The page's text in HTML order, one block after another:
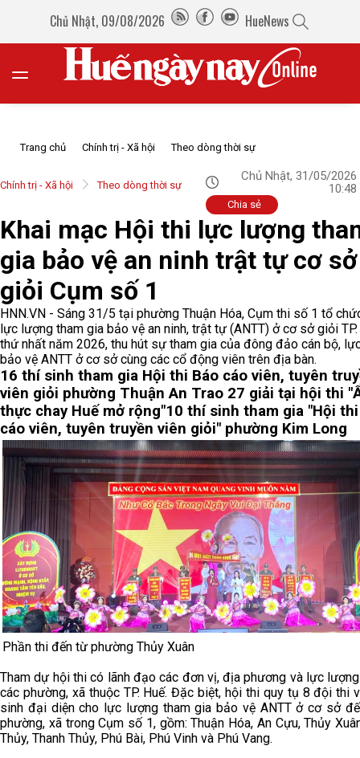
Chủ Nhật, 09/08/2026 HueNews
Trang chủ Chính trị - Xã hội Theo dòng thời sự
Chính trị - Xã hội Theo dòng thời sự
Chủ Nhật, 31/05/2026
10:48
Chia sẻ
Khai mạc Hội thi lực lượng
gia bảo vệ an ninh trật tự cơ sở
giỏi Cụm số 1
HNN.VN - Sáng 31/5 tại phường Thuận Hóa, Cụm thi số 1 tổ
lực lượng tham gia bảo vệ an ninh, trật tự (ANTT) ở cơ sở giỏi TP.
thứ nhất năm 2026, thu hút sự tham gia của đông đảo cán bộ,
bảo vệ ANTT ở cơ sở cùng các cổ động viên trên địa bàn.
16 thí sinh tham gia Hội thi Báo cáo viên, tuyên
viên giỏi phường Thuận An Trao 27 giải tại hội thi
thực chay Huế mở rộng"10 thí sinh tham gia "Hội
cáo viên, tuyên truyền viên giỏi" phường Kim Long
Phần thi đến từ phường Thủy Xuân
Tham dự hội thi có lãnh đạo các đơn vị, địa phương và lực
các phường, xã thuộc TP. Huế. Đặc biệt, hội thi quy tụ 8 đội thi
sinh đại diện cho lực lượng tham gia bảo vệ ANTT ở cơ sở
phường, xã trong Cụm số 1, gồm: Thuận Hóa, An Cựu, Thủy
Thủy, Thanh Thủy, Phú Bài, Phú Vinh và Phú Vang.